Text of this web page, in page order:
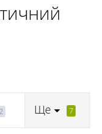
Ще 7